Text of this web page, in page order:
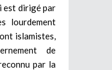
est dirigé par
lourdement
islamistes,
de
par la